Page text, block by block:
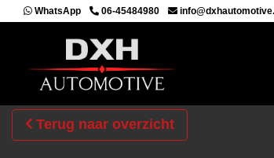
WhatsApp 06-45484980
Terug naar overzicht